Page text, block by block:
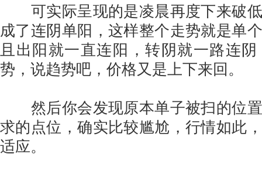
可实际呈现的是凌晨再度下来破低
成了连阴单阳，这样整个走势就是单
且出阳就一直连阳，转阴就一路连
势，说趋势吧，价格又是上下来回。
然后你会发现原本单子被扫的位置
求的点位，确实比较尴尬，行情如此
适应。